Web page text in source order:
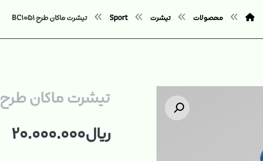
محصولات تیشرت Sport تیشرت ماکان طرح BC۱۰۵۱
تیشرت ماکان طرح BC۱۰۵۱
ریال۲۰.۰۰۰.۰۰۰